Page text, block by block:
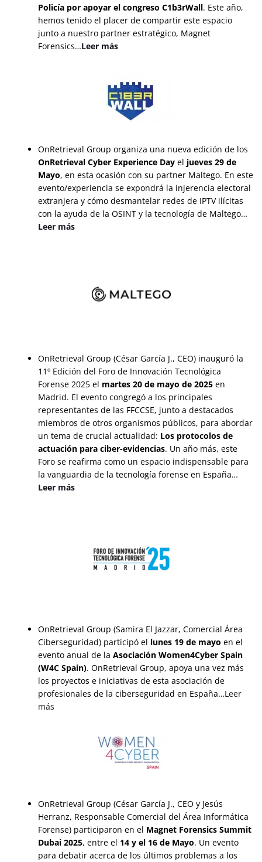
Policía por apoyar el congreso C1b3rWall. Este año,
hemos tenido el placer de compartir este espacio
junto a nuestro partner estratégico, Magnet
Forensics…Leer más
OnRetrieval Group organiza una nueva edición de los
OnRetrieval Cyber Experience Day el jueves 29 de
Mayo, en esta ocasión con su partner Maltego. En este
evento/experiencia se expondrá la injerencia electoral
extranjera y cómo desmantelar redes de IPTV ilícitas
con la ayuda de la OSINT y la tecnología de Maltego…
Leer más
OnRetrieval Group (César García J., CEO) inauguró la
11º Edición del Foro de Innovación Tecnológica
Forense 2025 el martes 20 de mayo de 2025 en
Madrid. El evento congregó a los principales
representantes de las FFCCSE, junto a destacados
miembros de otros organismos públicos, para abordar
un tema de crucial actualidad: Los protocolos de
actuación para ciber-evidencias. Un año más, este
Foro se reafirma como un espacio indispensable para
la vanguardia de la tecnología forense en España…
Leer más
OnRetrieval Group (Samira El Jazzar, Comercial Área
Ciberseguridad) participó el lunes 19 de mayo en el
evento anual de la Asociación Women4Cyber Spain
(W4C Spain). OnRetrieval Group, apoya una vez más
los proyectos e iniciativas de esta asociación de
profesionales de la ciberseguridad en España…Leer
más
OnRetrieval Group (César García J., CEO y Jesús
Herranz, Responsable Comercial del Área Informática
Forense) participaron en el Magnet Forensics Summit
Dubai 2025, entre el 14 y el 16 de Mayo. Un evento
para debatir acerca de los últimos problemas a los